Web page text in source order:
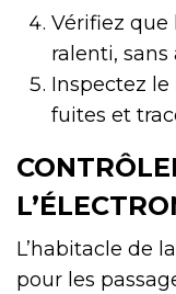
Vérifiez
ralenti, sans
Inspectez
fuites et
L’habitacle de
pour les